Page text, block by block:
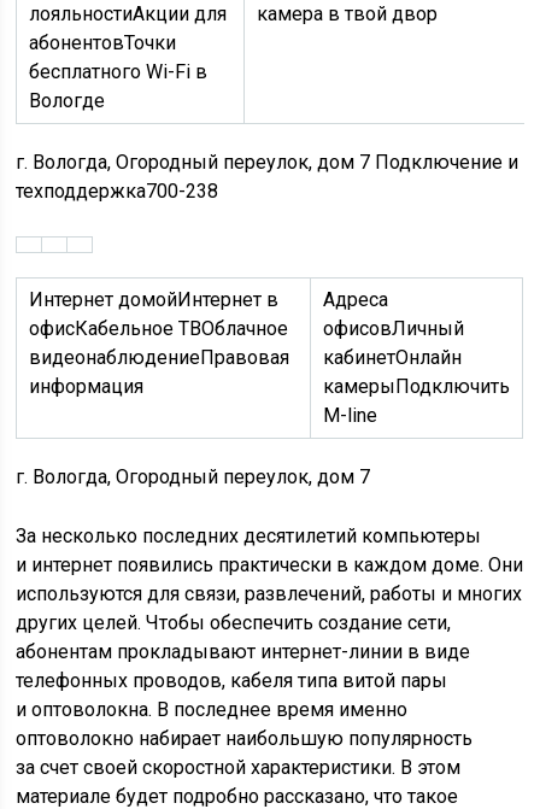
лояльностиАкции для
абонентовТочки
бесплатного Wi-Fi в
Вологде
камера в твой двор
г. Вологда, Огородный переулок, дом 7 Подключение и
техподдержка700-238
Интернет домойИнтернет в
офисКабельное ТВОблачное
видеонаблюдениеПравовая
информация
Адреса
офисовЛичный
кабинетОнлайн
камерыПодключить
M-line
г. Вологда, Огородный переулок, дом 7
За несколько последних десятилетий компьютеры
и интернет появились практически в каждом доме. Они
используются для связи, развлечений, работы и многих
других целей. Чтобы обеспечить создание сети,
абонентам прокладывают интернет-линии в виде
телефонных проводов, кабеля типа витой пары
и оптоволокна. В последнее время именно
оптоволокно набирает наибольшую популярность
за счет своей скоростной характеристики. В этом
материале будет подробно рассказано, что такое